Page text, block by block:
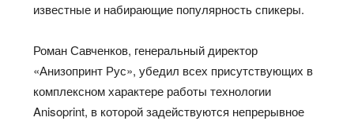
известные и набирающие популярность спикеры.
Роман Савченков, генеральный директор
«Анизопринт Рус», убедил всех присутствующих в
комплексном характере работы технологии
Anisoprint, в которой задействуются непрерывное